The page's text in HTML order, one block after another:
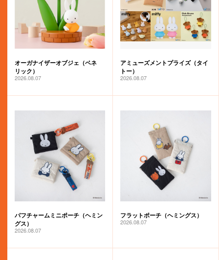
オリジナル
ブラック・ベア
MIFFY & ANIMALS
miffy 70th
MIFFY FRUITS
miffy bloom
（株）グレイス
(株)グローバルプロダクトプランニング
（株）ケイカンパニー
（株）コード （株）講談社 （株）コッカ（株）こどものかお
（株）セントレディス
ゾーウィー（株） Sonotas （株）
（株）フリーライド
ブルーシープ（株） （株）文藝春秋ベネリック（株）
（株）ヘミングス
オーガナイザーオブジェ（ベネ
リック）
2026.08.07
アミューズメントプライズ（タイ
トー）
2026.08.07
パフチャームミニポーチ（ヘミン
グス）
2026.08.07
フラットポーチ（ヘミングス）
2026.08.07